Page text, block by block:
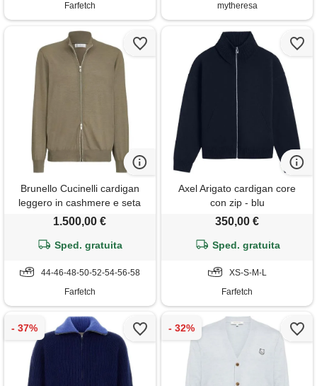
Farfetch
mytheresa
Brunello Cucinelli cardigan
leggero in cashmere e seta
con zip - verde
1.500,00 €
Sped. gratuita
44-46-48-50-52-54-56-58
Farfetch
Axel Arigato cardigan core
con zip - blu
350,00 €
Sped. gratuita
XS-S-M-L
Farfetch